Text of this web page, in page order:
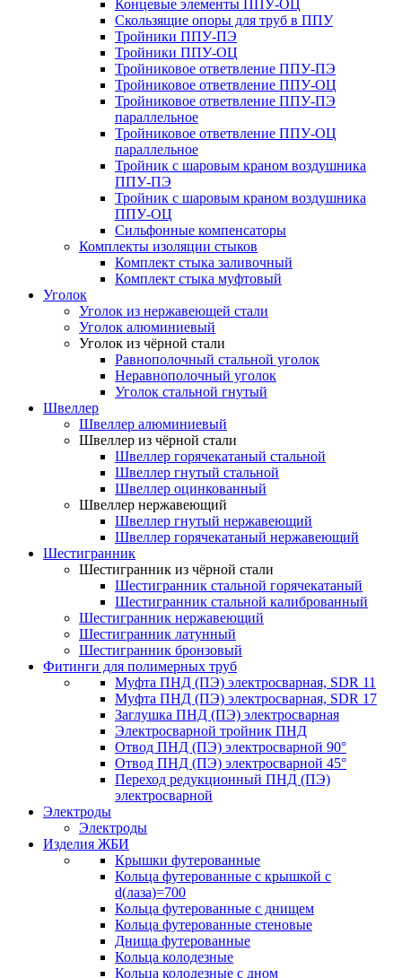
Концевые элементы ППУ-ОЦ
Скользящие опоры для труб в ППУ
Тройники ППУ-ПЭ
Тройники ППУ-ОЦ
Тройниковое ответвление ППУ-ПЭ
Тройниковое ответвление ППУ-ОЦ
Тройниковое ответвление ППУ-ПЭ
параллельное
Тройниковое ответвление ППУ-ОЦ
параллельное
Тройник с шаровым краном воздушника
ППУ-ПЭ
Тройник с шаровым краном воздушника
ППУ-ОЦ
Сильфонные компенсаторы
Комплекты изоляции стыков
Комплект стыка заливочный
Комплект стыка муфтовый
Уголок
Уголок из нержавеющей стали
Уголок алюминиевый
Уголок из чёрной стали
Равнополочный стальной уголок
Неравнополочный уголок
Уголок стальной гнутый
Швеллер
Швеллер алюминиевый
Швеллер из чёрной стали
Швеллер горячекатаный стальной
Швеллер гнутый стальной
Швеллер оцинкованный
Швеллер нержавеющий
Швеллер гнутый нержавеющий
Швеллер горячекатаный нержавеющий
Шестигранник
Шестигранник из чёрной стали
Шестигранник стальной горячекатаный
Шестигранник стальной калиброванный
Шестигранник нержавеющий
Шестигранник латунный
Шестигранник бронзовый
Фитинги для полимерных труб
Муфта ПНД (ПЭ) электросварная, SDR 11
Муфта ПНД (ПЭ) электросварная, SDR 17
Заглушка ПНД (ПЭ) электросварная
Электросварной тройник ПНД
Отвод ПНД (ПЭ) электросварной 90°
Отвод ПНД (ПЭ) электросварной 45°
Переход редукционный ПНД (ПЭ)
электросварной
Электроды
Электроды
Изделия ЖБИ
Крышки футерованные
Кольца футерованные с крышкой с
d(лаза)=700
Кольца футерованные с днищем
Кольца футерованные стеновые
Днища футерованные
Кольца колодезные
Кольца колодезные с дном